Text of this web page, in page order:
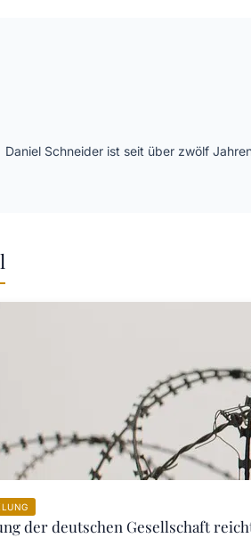
Daniel Schneider ist seit über zwölf
der deutschen Gesellschaft